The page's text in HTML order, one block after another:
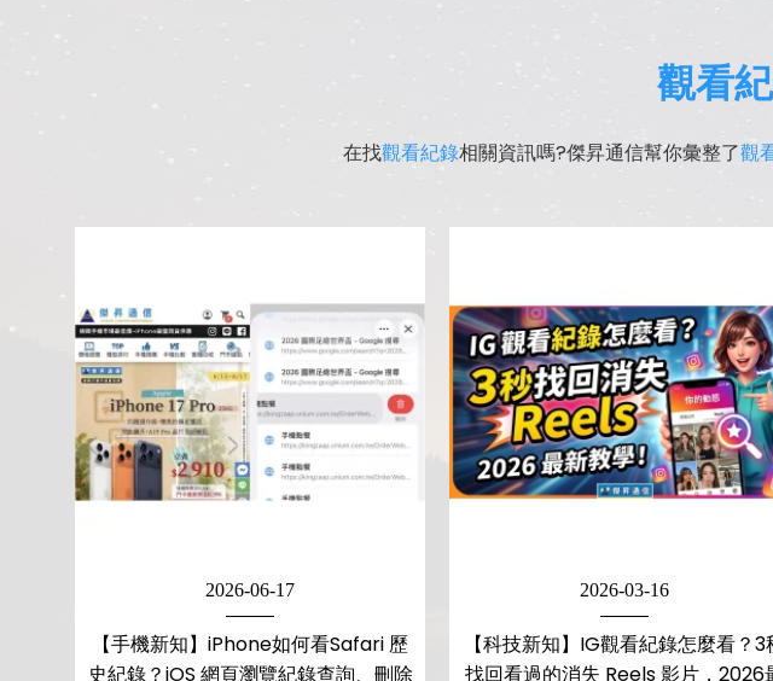
觀看
在找觀看紀錄相關資訊嗎?傑昇通信幫你彙整了觀
2026-06-17
【手機新知】iPhone如何看Safari 歷
史紀錄？iOS 網頁瀏覽紀錄查詢、刪除
2026-03-16
【科技新知】IG觀看紀錄怎麼看？3
找回看過的消失 Reels 影片，2026